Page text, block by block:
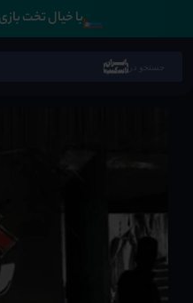
🛏️با خیال تخت